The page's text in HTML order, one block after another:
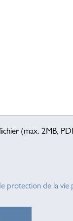
(max. 2MB,
protection de la vie